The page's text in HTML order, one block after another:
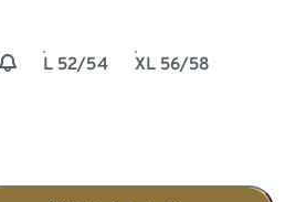
L 52/54 XL 56/58